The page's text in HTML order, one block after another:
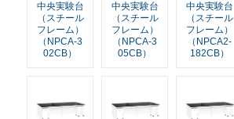
中央実験台
（スチール
フレーム）
（NPCA-3
02CB）
中央実験台
（スチール
フレーム）
（NPCA-3
05CB）
中央実験台
（スチール
フレーム）
（NPCA2-
182CB）